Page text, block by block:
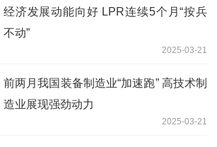
经济发展动能向好 LPR连续5个月“按兵
不动”
2025-03-21
前两月我国装备制造业“加速跑” 高技术制
造业展现强劲动力
2025-03-21